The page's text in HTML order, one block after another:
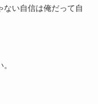
ない自信は俺だって自